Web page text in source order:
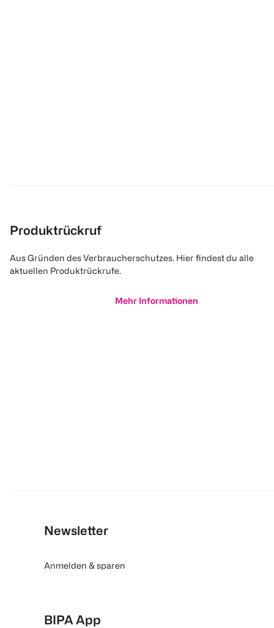
Produktrückruf
Aus Gründen des Verbraucherschutzes. Hier findest du alle
aktuellen Produktrückrufe.
Mehr Informationen
Newsletter
Anmelden & sparen
BIPA App